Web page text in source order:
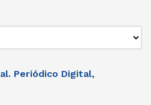
Periódico Digital,